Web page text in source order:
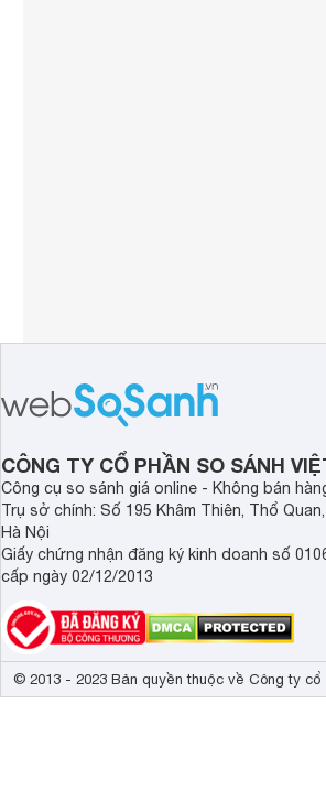
CÔNG TY CỔ PHẦN SO SÁNH
Công cụ so sánh giá online - Không bán
Trụ sở chính: Số 195 Khâm Thiên, Thổ
Hà Nội
Giấy chứng nhận đăng ký kinh doanh số
cấp ngày 02/12/2013
© 2013 - 2023 Bản quyền thuộc về Công ty cổ